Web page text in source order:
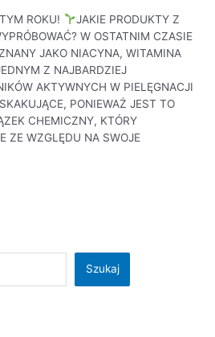
ROKU!
JAKIE PRODUKTY Z
W OSTATNIM CZASIE
JAKO NIACYNA, WITAMINA
Z NAJBARDZIEJ
AKTYWNYCH W PIELĘGNACJI
PONIEWAŻ JEST TO
CHEMICZNY, KTÓRY
ZE WZGLĘDU NA SWOJE
Szukaj